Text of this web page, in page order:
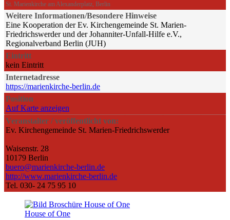
St. Marienkirche am Alexanderplatz, Berlin
Weitere Informationen/Besondere Hinweise
Eine Kooperation der Ev. Kirchengemeinde St. Marien-
Friedrichswerder und der Johanniter-Unfall-Hilfe e.V.,
Regionalverband Berlin (JUH)
Eintritt
kein Eintritt
Internetadresse
https://marienkirche-berlin.de
Position
Auf Karte anzeigen
Veranstalter / veröffentlicht von:
Ev. Kirchengemeinde St. Marien-Friedrichswerder
Waisenstr. 28
10179 Berlin
buero@marienkirche-berlin.de
http://www.marienkirche-berlin.de
Tel. 030- 24 75 95 10
House of One